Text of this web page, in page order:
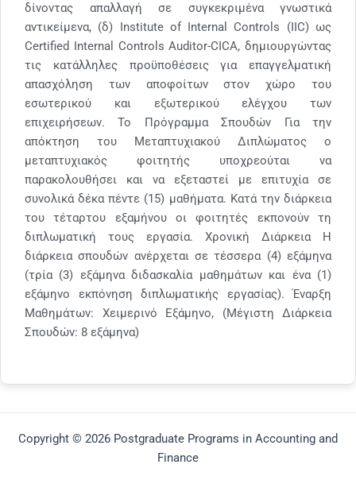
δίνοντας απαλλαγή σε συγκεκριμένα γνωστικά
αντικείμενα, (δ) Institute of Internal Controls (IIC) ως
Certified Internal Controls Auditor-CICA, δημιουργώντας
τις κατάλληλες προϋποθέσεις για επαγγελματική
απασχόληση των αποφοίτων στον χώρο του
εσωτερικού και εξωτερικού ελέγχου των
επιχειρήσεων. Το Πρόγραμμα Σπουδών Για την
απόκτηση του Μεταπτυχιακού Διπλώματος ο
μεταπτυχιακός φοιτητής υποχρεούται να
παρακολουθήσει και να εξεταστεί με επιτυχία σε
συνολικά δέκα πέντε (15) μαθήματα. Κατά την διάρκεια
του τέταρτου εξαμήνου οι φοιτητές εκπονούν τη
διπλωματική τους εργασία. Χρονική Διάρκεια Η
διάρκεια σπουδών ανέρχεται σε τέσσερα (4) εξάμηνα
(τρία (3) εξάμηνα διδασκαλία μαθημάτων και ένα (1)
εξάμηνο εκπόνηση διπλωματικής εργασίας). Έναρξη
Μαθημάτων: Χειμερινό Εξάμηνο, (Μέγιστη Διάρκεια
Σπουδών: 8 εξάμηνα)
Copyright © 2026 Postgraduate Programs in Accounting and
Finance